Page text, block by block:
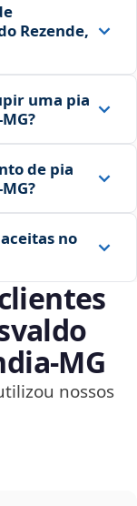
Rezende,
uma pia
de pia
no
nossos